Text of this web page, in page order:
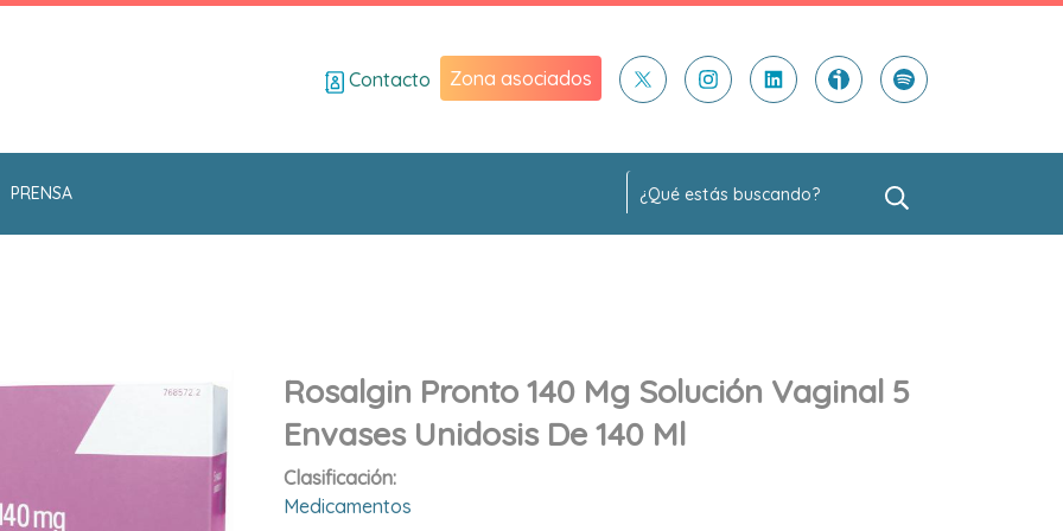
Contacto Zona asociados
PRENSA
Rosalgin Pronto 140 Mg Solución Vaginal 5
Envases Unidosis De 140 Ml
Clasificación:
Medicamentos